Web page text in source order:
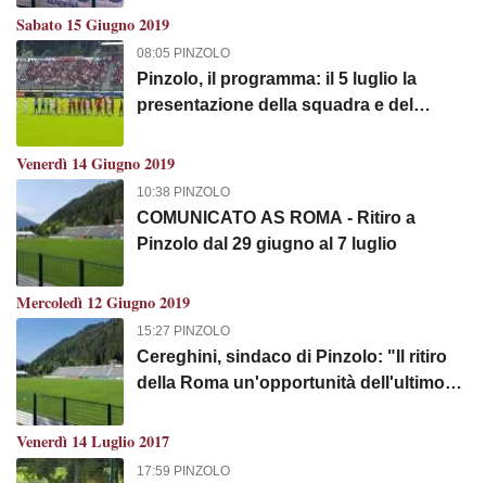
un contratto"
Sabato 15 Giugno 2019
08:05 PINZOLO
Pinzolo, il programma: il 5 luglio la
presentazione della squadra e del
Venerdì 14 Giugno 2019
10:38 PINZOLO
COMUNICATO AS ROMA - Ritiro a
Pinzolo dal 29 giugno al 7 luglio
Mercoledì 12 Giugno 2019
15:27 PINZOLO
Cereghini, sindaco di Pinzolo: "Il ritiro
della Roma un'opportunità dell'ultimo
serio ed efficiente"
Venerdì 14 Luglio 2017
17:59 PINZOLO